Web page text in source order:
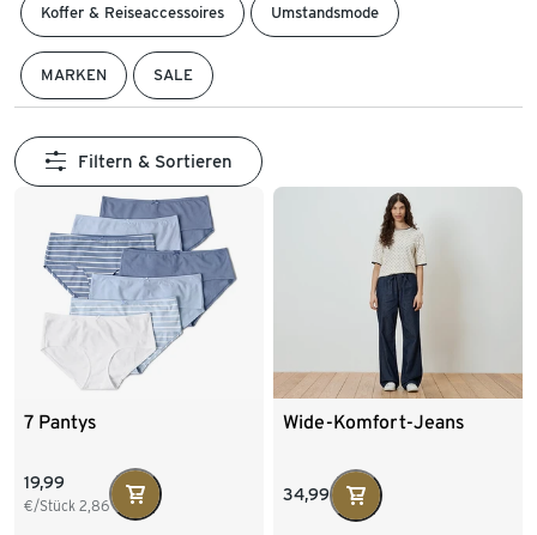
Koffer & Reiseaccessoires Umstandsmode
MARKEN SALE
Filtern & Sortieren
7 Pantys
19,99
€/Stück 2,86
Wide-Komfort-Jeans
34,99